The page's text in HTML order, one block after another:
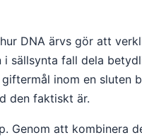
DNA ärvs gör att
sällsynta fall dela
inom en sluten
den faktiskt är.
Genom att kombinera